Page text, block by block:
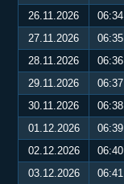
26.11.2026
06:34
27.11.2026
06:35
28.11.2026
06:36
29.11.2026
06:37
30.11.2026
06:38
01.12.2026
06:39
02.12.2026
06:40
03.12.2026
06:41